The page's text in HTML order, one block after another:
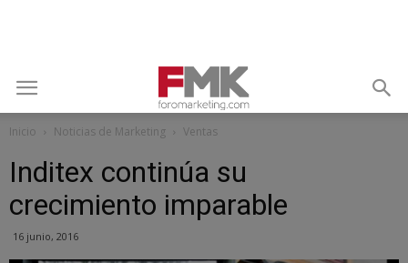
Inicio Noticias de Marketing Ventas
Inditex continúa su
crecimiento imparable
16 junio, 2016